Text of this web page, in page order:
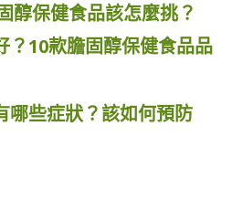
醇保健食品該怎麼挑？
？10款膽固醇保健食品品
哪些症狀？該如何預防